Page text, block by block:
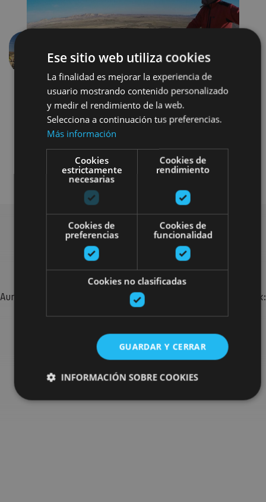
Aurrekoa
Bici Visitas guiadas
Bilatu plan gehiago
Aurkitu zure bidaia Nafarroan osatzeko planak eta iradokizunak:
jarduera antolatuak, bisitak eta agendaren ekitaldi
Joan planen bilatzailera
Ese sitio web utiliza cookies
La finalidad es mejorar la experiencia de
usuario mostrando contenido personalizado
y medir el rendimiento de la web.
Selecciona a continuación tus preferencias.
Más información
Cookies
estrictamente
necesarias
Cookies de
rendimiento
Cookies de
preferencias
Cookies de
funcionalidad
Cookies no clasificadas
GUARDAR Y CERRAR
INFORMACIÓN SOBRE COOKIES